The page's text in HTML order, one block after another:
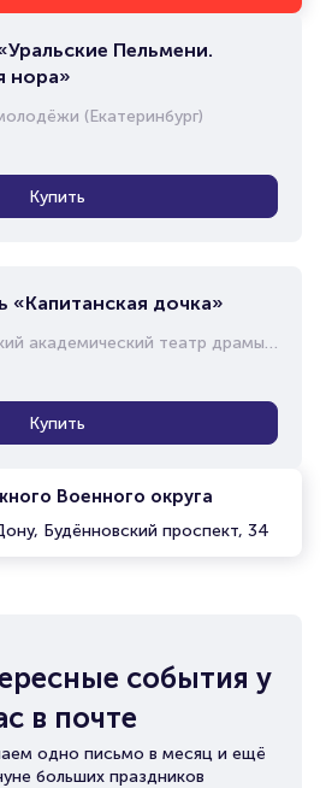
Военного округа
Будённовский проспект, 34
Пельмени.
нора»
(Екатеринбург)
Купить
«Капитанская дочка»
театр драмы им. М.Горького
Купить
события у
в почте
одно письмо в месяц и ещё
больших праздников